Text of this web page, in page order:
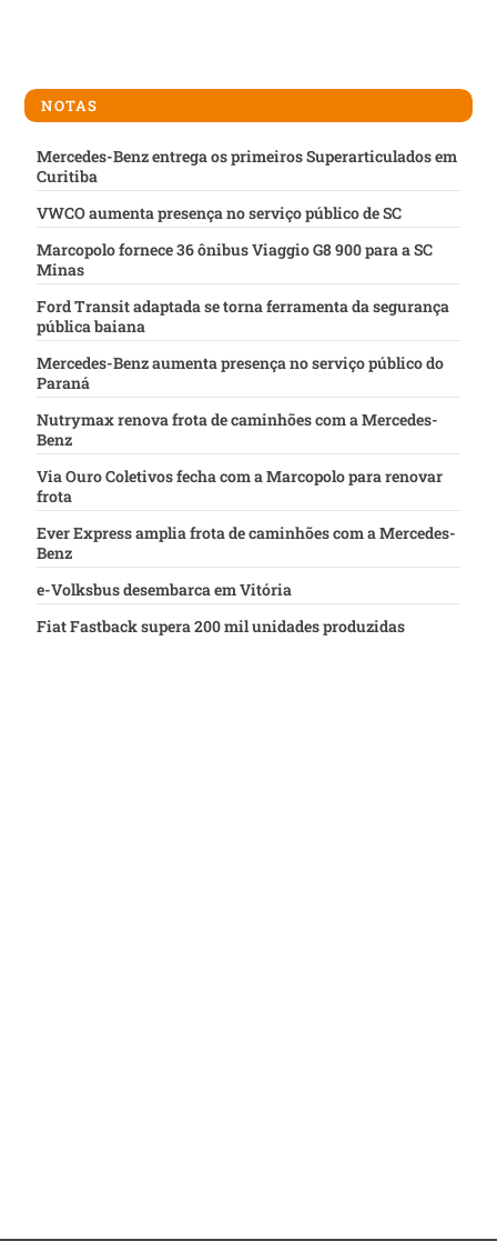
NOTAS
Mercedes-Benz entrega os primeiros Superarticulados em
Curitiba
VWCO aumenta presença no serviço público de SC
Marcopolo fornece 36 ônibus Viaggio G8 900 para a SC
Minas
Ford Transit adaptada se torna ferramenta da segurança
pública baiana
Mercedes-Benz aumenta presença no serviço público do
Paraná
Nutrymax renova frota de caminhões com a Mercedes-
Benz
Via Ouro Coletivos fecha com a Marcopolo para renovar
frota
Ever Express amplia frota de caminhões com a Mercedes-
Benz
e-Volksbus desembarca em Vitória
Fiat Fastback supera 200 mil unidades produzidas